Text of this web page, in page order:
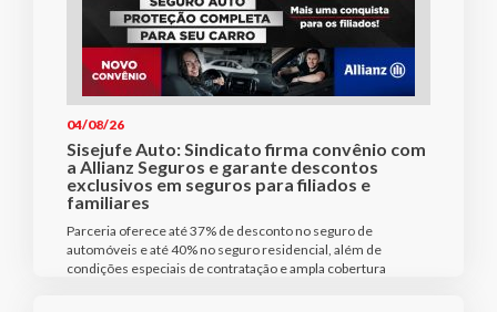
04/08/26
Sisejufe Auto: Sindicato firma convênio com
a Allianz Seguros e garante descontos
exclusivos em seguros para filiados e
familiares
Parceria oferece até 37% de desconto no seguro de
automóveis e até 40% no seguro residencial, além de
condições especiais de contratação e ampla cobertura